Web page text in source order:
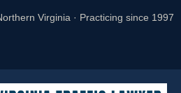
Virginia · Practicing since 1997